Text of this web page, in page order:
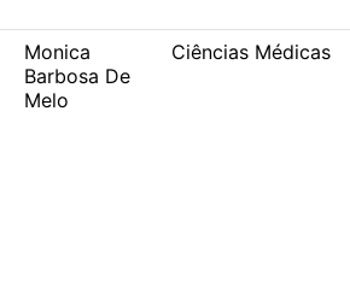
Monica
Barbosa De
Melo
Ciências Médicas